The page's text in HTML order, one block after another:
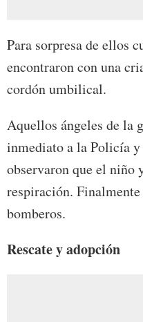
Para sorpresa de ellos
encontraron con una
cordón umbilical.
Aquellos ángeles de la
inmediato a la Policía
observaron que el niño
respiración.
bomberos.
Rescate y adopción